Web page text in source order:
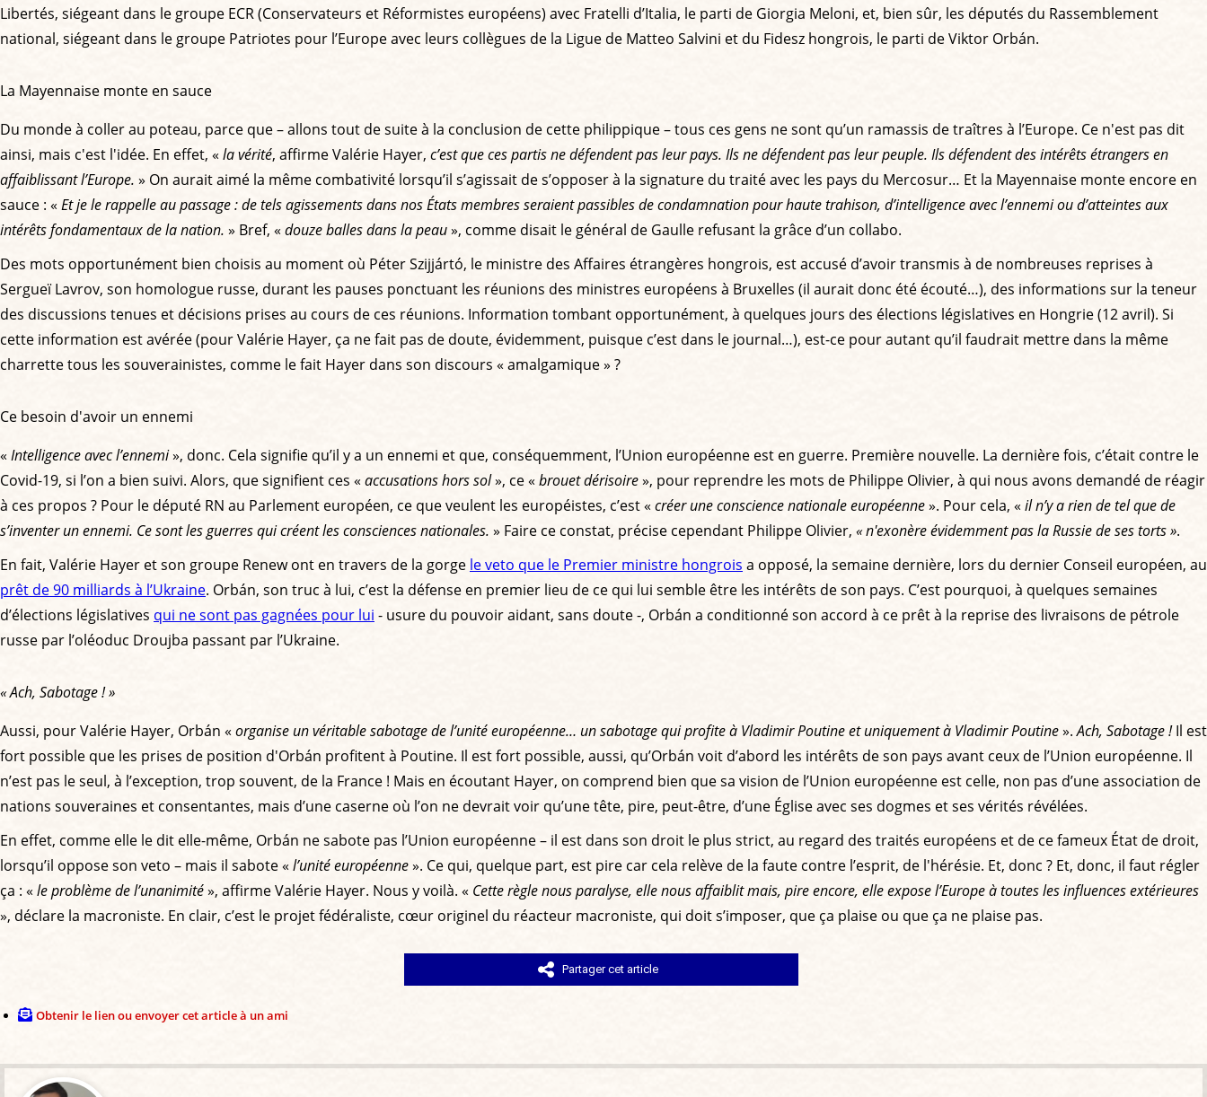
Libertés, siégeant dans le groupe ECR (Conservateurs et Réformistes européens) avec Fratelli d’Italia, le parti de Giorgia Meloni, et, bien sûr, les députés du Rassemblement
national, siégeant dans le groupe Patriotes pour l’Europe avec leurs collègues de la Ligue de Matteo Salvini et du Fidesz hongrois, le parti de Viktor Orbán.
La Mayennaise monte en sauce
Du monde à coller au poteau, parce que – allons tout de suite à la conclusion de cette philippique – tous ces gens ne sont qu’un ramassis de traîtres à l’Europe. Ce n'est pas dit
ainsi, mais c'est l'idée. En effet, «la vérité, affirme Valérie Hayer, c’est que ces partis ne défendent pas leur pays. Ils ne défendent pas leur peuple. Ils défendent des intérêts étrangers en
affaiblissant l’Europe. » On aurait aimé la même combativité lorsqu’il s’agissait de s’opposer à la signature du traité avec les pays du Mercosur… Et la Mayennaise monte encore en
sauce : «Et je le rappelle au passage : de tels agissements dans nos États membres seraient passibles de condamnation pour haute trahison, d’intelligence avec l’ennemi ou d’atteintes aux
intérêts fondamentaux de la nation. » Bref, «douze balles dans la peau», comme disait le général de Gaulle refusant la grâce d’un collabo.
Des mots opportunément bien choisis au moment où Péter Szijjártó, le ministre des Affaires étrangères hongrois, est accusé d’avoir transmis à de nombreuses reprises à
Sergueï Lavrov, son homologue russe, durant les pauses ponctuant les réunions des ministres européens à Bruxelles (il aurait donc été écouté…), des informations sur la teneur
des discussions tenues et décisions prises au cours de ces réunions. Information tombant opportunément, à quelques jours des élections législatives en Hongrie (12 avril). Si
cette information est avérée (pour Valérie Hayer, ça ne fait pas de doute, évidemment, puisque c’est dans le journal…), est-ce pour autant qu’il faudrait mettre dans la même
charrette tous les souverainistes, comme le fait Hayer dans son discours « amalgamique » ?
Ce besoin d'avoir un ennemi
«Intelligence avec l’ennemi», donc. Cela signifie qu’il y a un ennemi et que, conséquemment, l’Union européenne est en guerre. Première nouvelle. La dernière fois, c’était contre le
Covid-19, si l’on a bien suivi. Alors, que signifient ces «accusations hors sol», ce « brouet dérisoire», pour reprendre les mots de Philippe Olivier, à qui nous avons demandé de réagir
à ces propos ? Pour le député RN au Parlement européen, ce que veulent les européistes, c’est «créer une conscience nationale européenne». Pour cela, «il n’y a rien de tel que de
s’inventer un ennemi. Ce sont les guerres qui créent les consciences nationales. » Faire ce constat, précise cependant Philippe Olivier, « n'exonère évidemment pas la Russie de ses torts ».
En fait, Valérie Hayer et son groupe Renew ont en travers de la gorge le veto que le Premier ministre hongrois a opposé, la semaine dernière, lors du dernier Conseil européen, au
prêt de 90 milliards à l’Ukraine. Orbán, son truc à lui, c’est la défense en premier lieu de ce qui lui semble être les intérêts de son pays. C’est pourquoi, à quelques semaines
d’élections législatives qui ne sont pas gagnées pour lui - usure du pouvoir aidant, sans doute -, Orbán a conditionné son accord à ce prêt à la reprise des livraisons de pétrole
russe par l’oléoduc Droujba passant par l’Ukraine.
« Ach, Sabotage ! »
Aussi, pour Valérie Hayer, Orbán «organise un véritable sabotage de l’unité européenne… un sabotage qui profite à Vladimir Poutine et uniquement à Vladimir Poutine».Ach, Sabotage !Il est
fort possible que les prises de position d'Orbán profitent à Poutine. Il est fort possible, aussi, qu’Orbán voit d’abord les intérêts de son pays avant ceux de l’Union européenne. Il
n’est pas le seul, à l’exception, trop souvent, de la France ! Mais en écoutant Hayer, on comprend bien que sa vision de l’Union européenne est celle, non pas d’une association de
nations souveraines et consentantes, mais d’une caserne où l’on ne devrait voir qu’une tête, pire, peut-être, d’une Église avec ses dogmes et ses vérités révélées.
En effet, comme elle le dit elle-même, Orbán ne sabote pas l’Union européenne – il est dans son droit le plus strict, au regard des traités européens et de ce fameux État de droit,
lorsqu’il oppose son veto – mais il sabote «l’unité européenne». Ce qui, quelque part, est pire car cela relève de la faute contre l’esprit, de l'hérésie. Et, donc ? Et, donc, il faut régler
ça : «le problème de l’unanimité», affirme Valérie Hayer. Nous y voilà. « Cette règle nous paralyse, elle nous affaiblit mais, pire encore, elle expose l’Europe à toutes les influences extérieures
», déclare la macroniste. En clair, c’est le projet fédéraliste, cœur originel du réacteur macroniste, qui doit s’imposer, que ça plaise ou que ça ne plaise pas.
Partager cet article
Obtenir le lien ou envoyer cet article à un ami